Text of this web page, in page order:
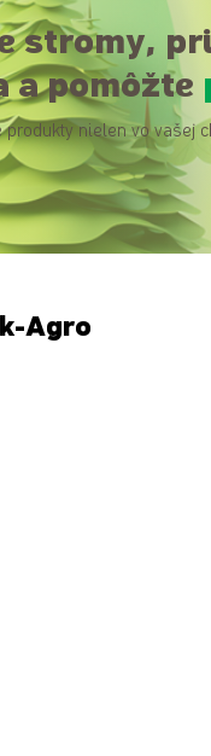
stromy,
a pomôžte
produkty nielen vo vašej
Agro